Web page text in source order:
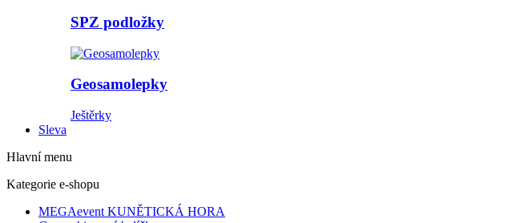
SPZ podložky
Geosamolepky
Ještěrky
Sleva
Hlavní menu
Kategorie e-shopu
MEGAevent KUNĚTICKÁ HORA